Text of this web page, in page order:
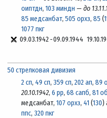
оиптдн, 103 миндн — до
85 медсанбат, 505 орхз, 85 (
1077 пкг
09.03.1942-09.09.1944
50 стрелковая дивизия
2 сп, 49 сп, 359 сп, 202 ап, 89
20.10.1942, 6 рр, 68 сапб, 81
медсанбат, 107 орхз, 41 (130)
ппс, 320 пкг